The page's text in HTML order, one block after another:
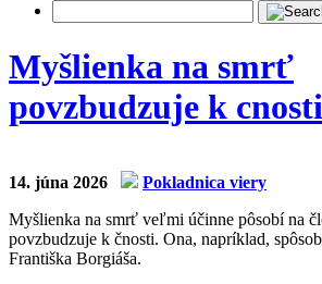
Myšlienka na smrť
povzbudzuje k cnosti
14. júna 2026
Pokladnica viery
Myšlienka na smrť veľmi účinne pôsobí na
povzbudzuje k čnosti. Ona, napríklad,
Františka Borgiáša.